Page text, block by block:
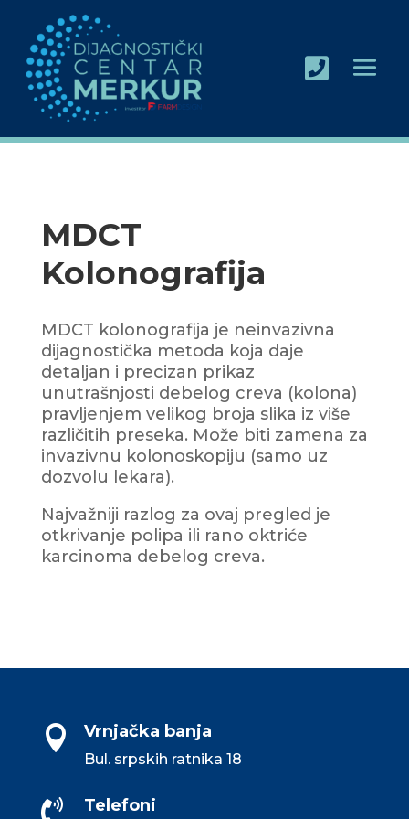

MDCT
Kolonografija
MDCT kolonografija je neinvazivna
dijagnostička metoda koja daje
detaljan i precizan prikaz
unutrašnjosti debelog creva (kolona)
pravljenjem velikog broja slika iz više
različitih preseka. Može biti zamena za
invazivnu kolonoskopiju (samo uz
dozvolu lekara).
Najvažniji razlog za ovaj pregled je
otkrivanje polipa ili rano oktriće
karcinoma debelog creva.
 Vrnjačka banja
Bul. srpskih ratnika 18
 Telefoni